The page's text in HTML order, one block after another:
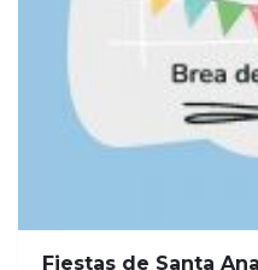
Fiestas de Santa Ana